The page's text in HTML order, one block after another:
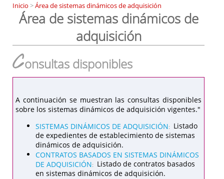
Inicio >Área de sistemas dinámicos de adquisición
Área de sistemas dinámicos de
adquisición
Consultas disponibles
A continuación se muestran las consultas disponibles
sobre los sistemas dinámicos de adquisición vigentes."
SISTEMAS DINÁMICOS DE ADQUISICIÓN: Listado
de expedientes de establecimiento de sistemas
dinámicos de adquisición.
CONTRATOS BASADOS EN SISTEMAS DINÁMICOS
DE ADQUISICIÓN: Listado de contratos basados
en sistemas dinámicos de adquisición.